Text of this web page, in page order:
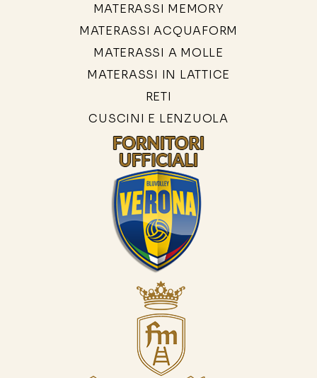
MATERASSI MEMORY
MATERASSI ACQUAFORM
MATERASSI A MOLLE
MATERASSI IN LATTICE
RETI
CUSCINI E LENZUOLA